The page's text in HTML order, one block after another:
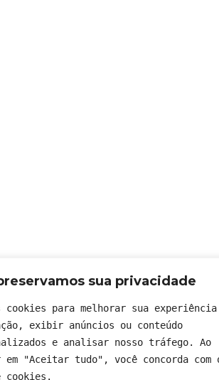
sua privacidade
cookies para melhorar sua
exibir anúncios ou conteúdo
e analisar nosso tráfego. Ao
"Aceitar tudo", você concorda com
cookies.